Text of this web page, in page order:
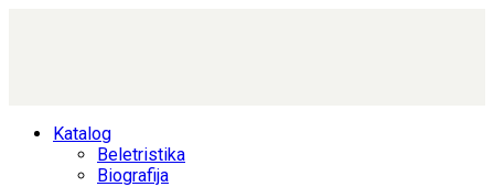
Katalog
Beletristika
Biografija